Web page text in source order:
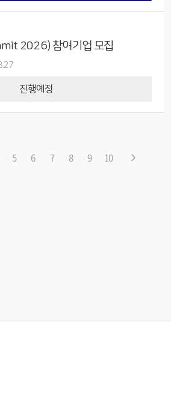
2026) 참여기업 모집
진행예정
5 6 7 8 9 10